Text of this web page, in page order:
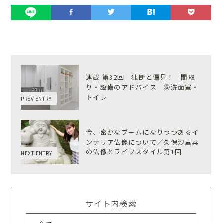
PREV ENTRY
連載 第32回 独断と偏見！ 間取
り・設備のアドバイス ⑥洗面室・
トイレ
NEXT ENTRY
今、密かなブームになりつつあるイ
ンテリア仏像について／久保沙里菜
の仏像とライフスタイル第1回
サイト内検索